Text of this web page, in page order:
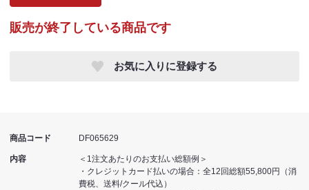
お気に入りに登録する
販売が終了している商品です
商品コード DF065629
内容
＜1注文あたりのお支払い総額例＞
・クレジットカード払いの場合：全12回総額55,800円（消
費税、送料/クール代込）